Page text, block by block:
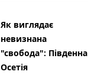
Як виглядає
невизнана
"свобода": Південна
Осетія